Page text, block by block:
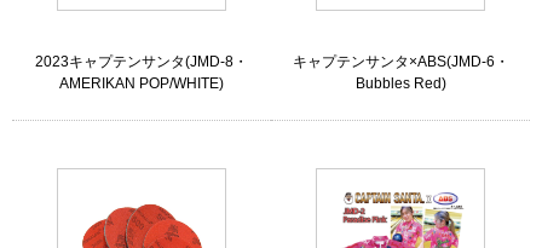
2023キャプテンサンタ(JMD-8・
AMERIKAN POP/WHITE)
キャプテンサンタ×ABS(JMD-6・
Bubbles Red)